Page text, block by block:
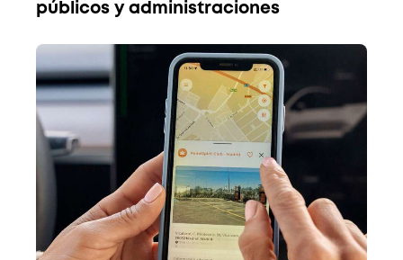
públicos y administraciones